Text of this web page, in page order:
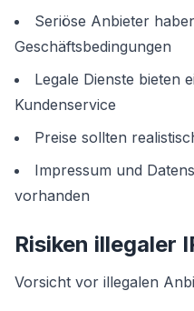
Seriöse Anbieter
Geschäftsbedingungen
Legale Dienste bieten
Kundenservice
Preise sollten
Impressum und
vorhanden
Risiken illegaler
Vorsicht vor illegalen